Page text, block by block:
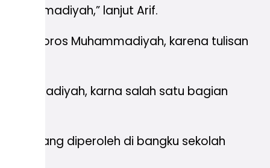
lanjut Arif.
poros Muhammadiyah, karena tulisan
karna salah satu bagian
yang diperoleh di bangku sekolah